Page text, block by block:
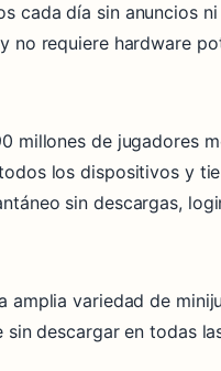
cada día sin anuncios
no requiere hardware
millones de jugadores
los dispositivos y
sin descargas,
amplia variedad de
sin descargar en todas